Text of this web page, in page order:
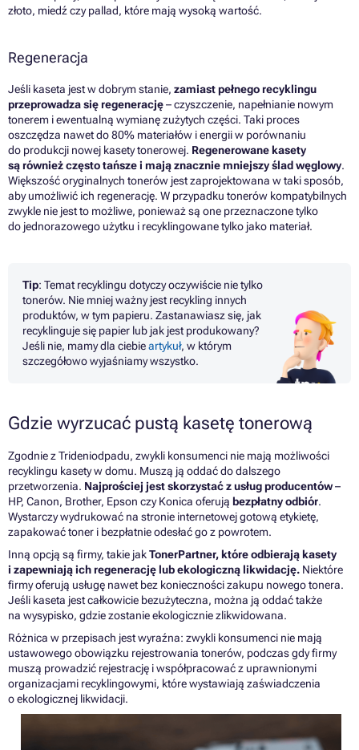
złoto, miedź czy pallad, które mają wysoką wartość.
Regeneracja
Jeśli kaseta jest w dobrym stanie, zamiast pełnego recyklingu
przeprowadza się regenerację– czyszczenie, napełnianie nowym
tonerem i ewentualną wymianę zużytych części. Taki proces
oszczędza nawet do 80% materiałów i energii w porównaniu
do produkcji nowej kasety tonerowej. Regenerowane kasety
są również często tańsze i mają znacznie mniejszy ślad węglowy.
Większość oryginalnych tonerów jest zaprojektowana w taki sposób,
aby umożliwić ich regenerację. W przypadku tonerów kompatybilnych
zwykle nie jest to możliwe, ponieważ są one przeznaczone tylko
do jednorazowego użytku i recyklingowane tylko jako materiał.
Tip: Temat recyklingu dotyczy oczywiście nie tylko
tonerów. Nie mniej ważny jest recykling innych
produktów, w tym papieru. Zastanawiasz się, jak
recyklinguje się papier lub jak jest produkowany?
Jeśli nie, mamy dla ciebieartykuł, w którym
szczegółowo wyjaśniamy wszystko.
Gdzie wyrzucać pustą kasetę tonerową
Zgodnie zTrideniodpadu, zwykli konsumenci nie mają możliwości
recyklingu kasety w domu. Muszą ją oddać do dalszego
przetworzenia. Najprościej jest skorzystać z usług producentów–
HP, Canon, Brother, Epson czy Konica oferują bezpłatny odbiór.
Wystarczy wydrukować na stronie internetowej gotową etykietę,
zapakować toner i bezpłatnie odesłać go z powrotem.
Inną opcją są firmy, takie jakTonerPartner, które odbierają kasety
i zapewniają ich regenerację lub ekologiczną likwidację. Niektóre
firmy oferują usługę nawet bez konieczności zakupu nowego tonera.
Jeśli kaseta jest całkowicie bezużyteczna, można ją oddać także
na wysypisko, gdzie zostanie ekologicznie zlikwidowana.
Różnica w przepisach jest wyraźna: zwykli konsumenci nie mają
ustawowego obowiązku rejestrowania tonerów, podczas gdy firmy
muszą prowadzić rejestrację i współpracować z uprawnionymi
organizacjami recyklingowymi, które wystawiają zaświadczenia
o ekologicznej likwidacji.